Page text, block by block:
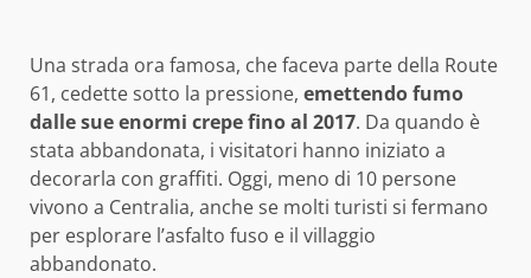
Una strada ora famosa, che faceva parte della Route
61, cedette sotto la pressione, emettendo fumo
dalle sue enormi crepe fino al 2017. Da quando è
stata abbandonata, i visitatori hanno iniziato a
decorarla con graffiti. Oggi, meno di 10 persone
vivono a Centralia, anche se molti turisti si fermano
per esplorare l’asfalto fuso e il villaggio
abbandonato.